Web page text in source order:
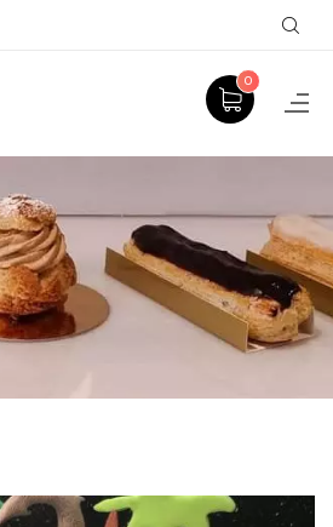
0
GÂTEAUX À THÈME